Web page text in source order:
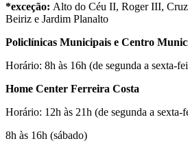
*exceção: Alto do Céu II, Roger III,
Beiriz e Jardim Planalto
Policlínicas Municipais e Centro
Horário: 8h às 16h (de segunda a sexta-
Home Center Ferreira Costa
Horário: 12h às 21h (de segunda a sexta-
8h às 16h (sábado)